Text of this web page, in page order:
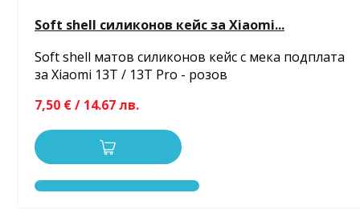
Soft shell силиконов кейс за Xiaomi...
Soft shell матов силиконов кейс с мека подплата
за Xiaomi 13T / 13T Pro - розов
7,50 € / 14.67 лв.